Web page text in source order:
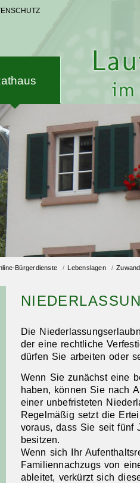
Bürgerdienste / Lebenslagen /
Die
der eine rechtliche
dürfen Sie arbeiten oder
Wenn Sie zunächst eine
haben, können Sie nach
einer unbefristeten
Regelmäßig setzt die
voraus, dass Sie seit fünf
besitzen.
Wenn sich Ihr
Familiennachzugs von
ableitet, verkürzt sich